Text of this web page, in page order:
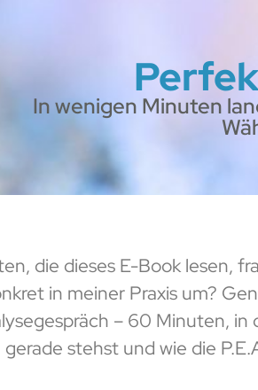
In wenigen Minuten
die dieses E-Book lesen,
in meiner Praxis um?
– 60 Minuten, in
stehst und wie die